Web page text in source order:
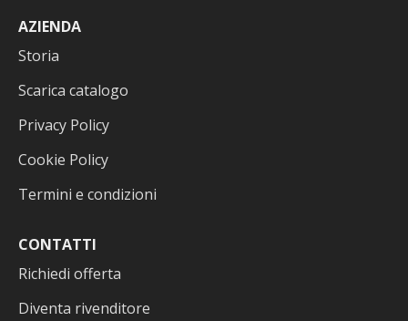
AZIENDA
Storia
Scarica catalogo
Privacy Policy
Cookie Policy
Termini e condizioni
CONTATTI
Richiedi offerta
Diventa rivenditore